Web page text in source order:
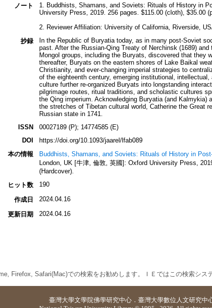
ノート
1. Buddhists, Shamans, and Soviets: Rituals of History in
University Press, 2019. 256 pages. $115.00 (cloth), $35.00
2. Reviewer Affiliation: University of California, Riverside,
抄録
In the Republic of Buryatia today, as in many post-Soviet
past. After the Russian-Qing Treaty of Nerchinsk (1689)
Mongol groups, including the Buryats, discovered that they
thereafter, Buryats on the eastern shores of Lake Baikal
Christianity, and ever-changing imperial strategies to
of the eighteenth century, emerging institutional,
culture further re-organized Buryats into longstanding
pilgrimage routes, ritual traditions, and scholastic cultures
the Qing imperium. Acknowledging Buryatia (and
the stretches of Tibetan cultural world, Catherine the Great
Russian state in 1741.
ISSN
00027189 (P); 14774585 (E)
DOI
https://doi.org/10.1093/jaarel/lfab089
本の情報
Buddhists, Shamans, and Soviets: Rituals of History in
London, UK [牛津, 倫敦, 英國]: Oxford University Press,
(Hardcover).
ヒット数
190
作成日 2024.04.16
更新日期 2024.04.16
Firefox, Safari(Mac)での検索をお勧めします。ＩＥではこの検索シス
臺灣大學文學院佛學研究中心 ． 臺灣大學數位人文研究中